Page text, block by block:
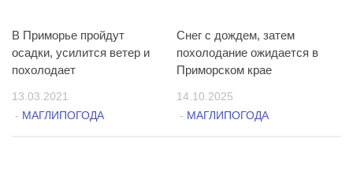
В Приморье пройдут
осадки, усилится ветер и
похолодает
13.03.2021
- МАГЛИПОГОДА
Снег с дождем, затем
похолодание ожидается в
Приморском крае
14.10.2025
- МАГЛИПОГОДА